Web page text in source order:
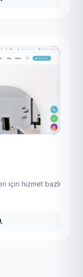
için hizmet bazlı